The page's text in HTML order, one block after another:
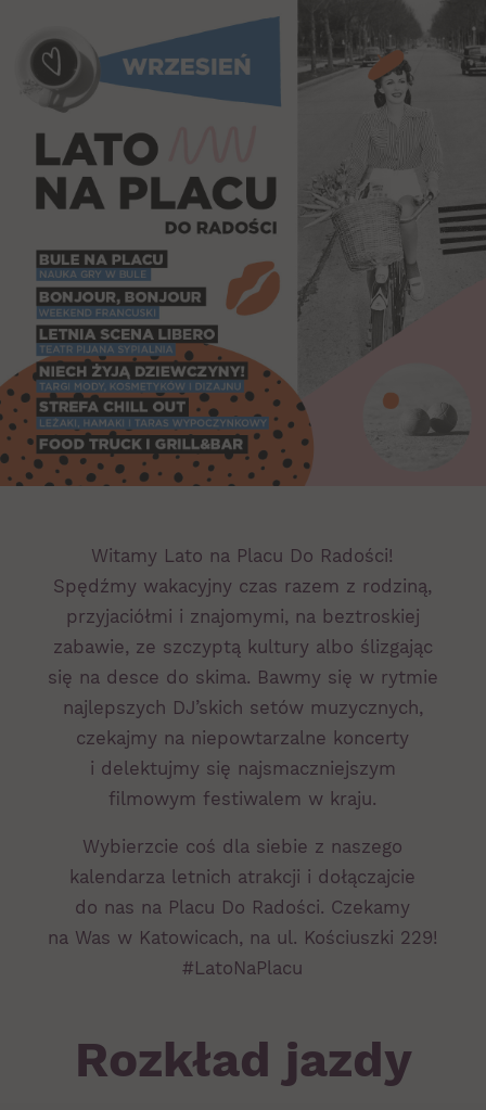
Witamy Lato na Placu Do Radości!
Spędźmy wakacyjny czas razem z rodziną,
przyjaciółmi i znajomymi, na beztroskiej
zabawie, ze szczyptą kultury albo ślizgając
się na desce do skima. Bawmy się w rytmie
najlepszych DJ’skich setów muzycznych,
czekajmy na niepowtarzalne koncerty
i delektujmy się najsmaczniejszym
filmowym festiwalem w kraju.
Wybierzcie coś dla siebie z naszego
kalendarza letnich atrakcji i dołączajcie
do nas na Placu Do Radości. Czekamy
na Was w Katowicach, na ul. Kościuszki 229!
#LatoNaPlacu
Rozkład jazdy